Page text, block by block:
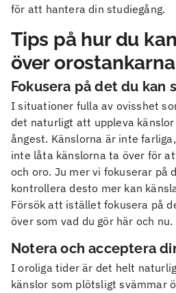
för att hantera din studiegång.
Tips på hur du
över orostankarna
Fokusera på det du kan
I situationer fulla av ovisshet
det naturligt att uppleva känslor
ångest. Känslorna är inte
inte låta känslorna ta över för
och oro. Ju mer vi fokuserar på
kontrollera desto mer kan
Försök att istället fokusera på
över som vad du gör här och nu.
Notera och acceptera
I oroliga tider är det helt
känslor som plötsligt svämmar